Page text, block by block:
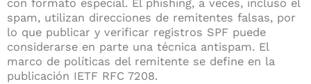
con formato especial. El phishing, a veces, incluso el
spam, utilizan direcciones de remitentes falsas, por
lo que publicar y verificar registros SPF puede
considerarse en parte una técnica antispam. El
marco de políticas del remitente se define en la
publicación IETF RFC 7208.